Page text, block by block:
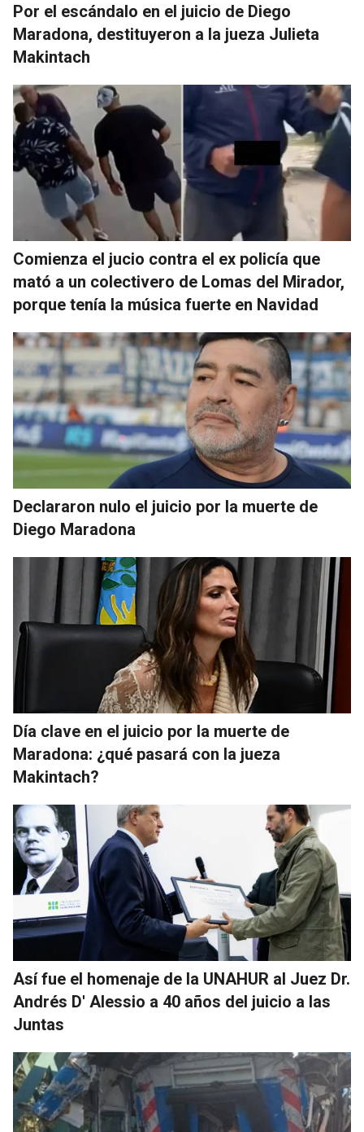
Por el escándalo en el juicio de Diego
Maradona, destituyeron a la jueza Julieta
Makintach
Comienza el jucio contra el ex policía que
mató a un colectivero de Lomas del Mirador,
porque tenía la música fuerte en Navidad
Declararon nulo el juicio por la muerte de
Diego Maradona
Día clave en el juicio por la muerte de
Maradona: ¿qué pasará con la jueza
Makintach?
Así fue el homenaje de la UNAHUR al Juez Dr.
Andrés D' Alessio a 40 años del juicio a las
Juntas